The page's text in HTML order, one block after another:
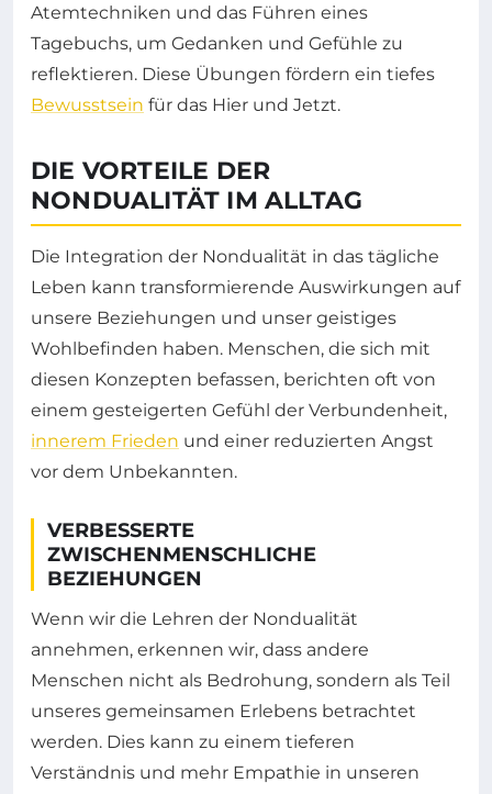
Atemtechniken und das Führen eines
Tagebuchs, um Gedanken und Gefühle zu
reflektieren. Diese Übungen fördern ein tiefes
Bewusstsein für das Hier und Jetzt.
DIE VORTEILE DER
NONDUALITÄT IM ALLTAG
Die Integration der Nondualität in das tägliche
Leben kann transformierende Auswirkungen auf
unsere Beziehungen und unser geistiges
Wohlbefinden haben. Menschen, die sich mit
diesen Konzepten befassen, berichten oft von
einem gesteigerten Gefühl der Verbundenheit,
innerem Frieden und einer reduzierten Angst
vor dem Unbekannten.
VERBESSERTE
ZWISCHENMENSCHLICHE
BEZIEHUNGEN
Wenn wir die Lehren der Nondualität
annehmen, erkennen wir, dass andere
Menschen nicht als Bedrohung, sondern als Teil
unseres gemeinsamen Erlebens betrachtet
werden. Dies kann zu einem tieferen
Verständnis und mehr Empathie in unseren